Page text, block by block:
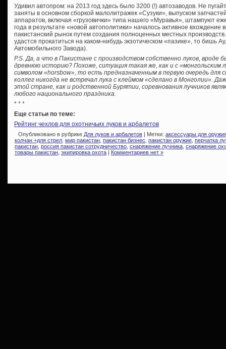
Удивил автопром: на 2013 год здесь было 3200 (!) автозаводов. Не
заняты в основном сборкой малолитражек «Сузуки», выпуском
аппаратов, включая «грузовички» типа нашего «Муравья», штампуют
года в результате «новой автополитики» началось активное вхождение
пакистанский рынок путем создания полноценных местных
удастся прокатиться на каком-нибудь экзотическом «пазике», то бишь
Автомобильного Завода).
P.S. Да, а что в Пакистане с производством собственно луков, вроде
древнюю историю? Похоже, ситуация такая же, как и с «монгольским
символом «horsbow», то есть предназначенным в первую очередь для
коллег никогда не встречал лука с клеймом «сделано в Монголии».
этой стране, как и родственной Бурятии, соревнования лучников
любого национального праздника.
* * *
Еще статьи по теме:
Рейтинг чехлов для охотничьих луков и арбалетов
Опубликовано в рубрике Для луков и арбалетов | Метки: аксессуары для
колчан +для стрел мир пакистан пакистан бизнес пакистан оружие перчатка
пакистан россия пакистан сотрудничество снаряжение лучника снаряжение
товары пакистан экипировка охота | Комментариев нет »